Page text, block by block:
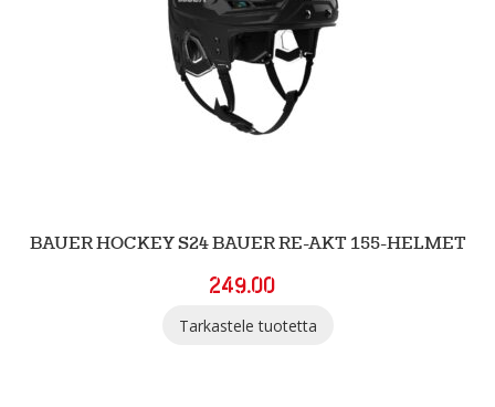
BAUER HOCKEY S24 BAUER RE-AKT 155-HELMET
249.00
Tarkastele tuotetta